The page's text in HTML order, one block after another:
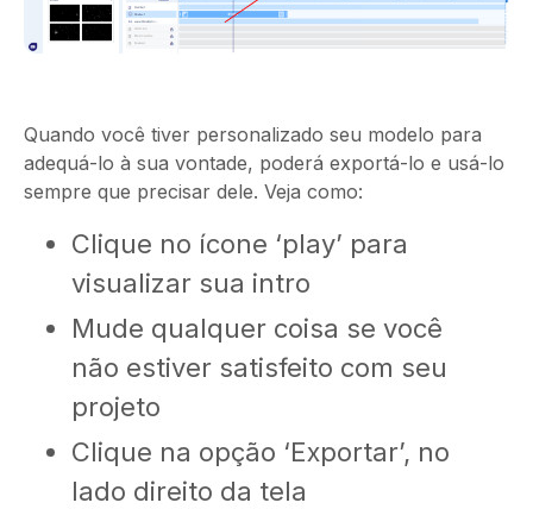
Quando você tiver personalizado seu modelo para
adequá-lo à sua vontade, poderá exportá-lo e usá-lo
sempre que precisar dele. Veja como:
Clique no ícone ‘play’ para
visualizar sua intro
Mude qualquer coisa se você
não estiver satisfeito com seu
projeto
Clique na opção ‘Exportar’, no
lado direito da tela